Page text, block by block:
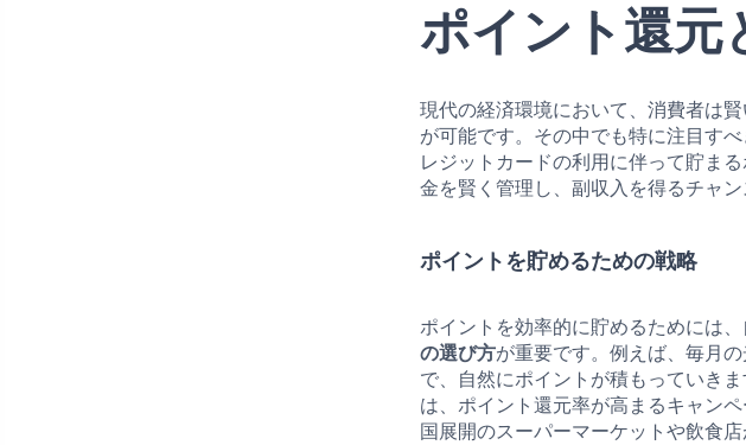
ポイント還元
現代の経済環境において、消費者は
が可能です。その中でも特に注目す
レジットカードの利用に伴って貯ま
金を賢く管理し、副収入を得るチャン
ポイントを貯めるための戦略
ポイントを効率的に貯めるためには
の選び方が重要です。例えば、毎月
で、自然にポイントが積もっていき
は、ポイント還元率が高まるキャン
国展開のスーパーマーケットや飲食